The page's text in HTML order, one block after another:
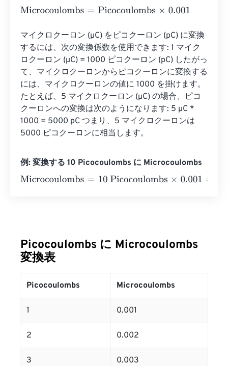
Microcoulombs=Picocoulombs×0.001
マイクロクーロン (µC) をピコクーロン (pC) に変換
するには、次の変換係数を使用できます: 1 マイク
ロクーロン (µC) = 1000 ピコクーロン (pC) したがっ
て、マイクロクーロンからピコクーロンに変換する
には、マイクロクーロンの値に 1000 を掛けます。
たとえば、5 マイクロクーロン (µC) の場合、ピコ
クーロンへの変換は次のようになります: 5 µC *
1000 = 5000 pC つまり、5 マイクロクーロンは
5000 ピコクーロンに相当します。
例: 変換する 10 Picocoulombs に Microcoulombs
Microcoulombs=10 Picocoulombs×0.001 =0.01
Picocoulombs に Microcoulombs
変換表
Picocoulombs Microcoulombs
1 0.001
2 0.002
3 0.003